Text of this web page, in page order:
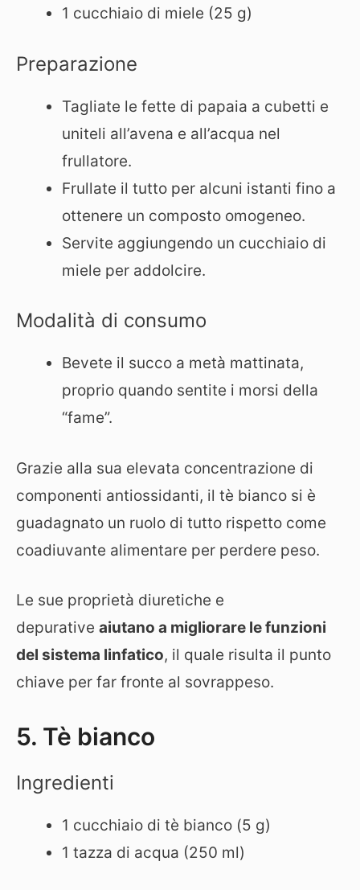
1 cucchiaio di miele (25 g)
Preparazione
Tagliate le fette di papaia a cubetti e
uniteli all’avena e all’acqua nel
frullatore.
Frullate il tutto per alcuni istanti fino a
ottenere un composto omogeneo.
Servite aggiungendo un cucchiaio di
miele per addolcire.
Modalità di consumo
Bevete il succo a metà mattinata,
proprio quando sentite i morsi della
“fame”.
Grazie alla sua elevata concentrazione di
componenti antiossidanti, il tè bianco si è
guadagnato un ruolo di tutto rispetto come
coadiuvante alimentare per perdere peso.
Le sue proprietà diuretiche e
depurative aiutano a migliorare le funzioni
del sistema linfatico, il quale risulta il punto
chiave per far fronte al sovrappeso.
5. Tè bianco
Ingredienti
1 cucchiaio di tè bianco (5 g)
1 tazza di acqua (250 ml)